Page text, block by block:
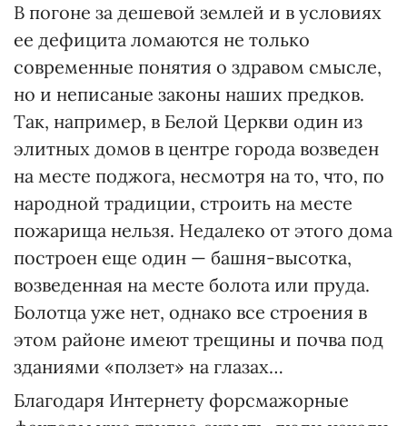
В погоне за дешевой землей и в условиях
ее дефицита ломаются не только
современные понятия о здравом смысле,
но и неписаные законы наших предков.
Так, например, в Белой Церкви один из
элитных домов в центре города возведен
на месте поджога, несмотря на то, что, по
народной традиции, строить на месте
пожарища нельзя. Недалеко от этого дома
построен еще один — башня-высотка,
возведенная на месте болота или пруда.
Болотца уже нет, однако все строения в
этом районе имеют трещины и почва под
зданиями «ползет» на глазах…
Благодаря Интернету форсмажорные